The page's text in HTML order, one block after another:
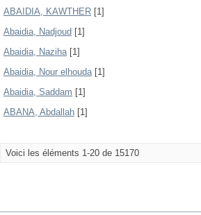
ABAIDIA, KAWTHER [1]
Abaidia, Nadjoud [1]
Abaidia, Naziha[1]
Abaidia, Nour elhouda[1]
Abaidia, Saddam [1]
ABANA, Abdallah [1]
Voici les éléments 1-20 de 15170